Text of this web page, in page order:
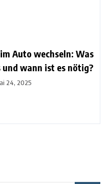
Auto wechseln: Was
wann ist es nötig?
24, 2025